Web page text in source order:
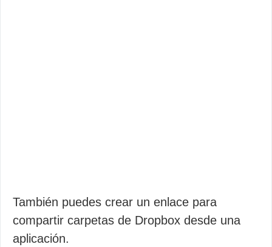
También puedes crear un enlace para
compartir carpetas de Dropbox desde una
aplicación.